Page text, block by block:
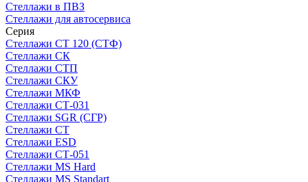
Стеллажи в ПВЗ
Стеллажи для автосервиса
Серия
Стеллажи СТ 120 (СТФ)
Стеллажи СК
Стеллажи СТП
Стеллажи СКУ
Стеллажи МКФ
Стеллажи СТ-031
Стеллажи SGR (СГР)
Стеллажи СТ
Стеллажи ESD
Стеллажи СТ-051
Стеллажи MS Hard
Стеллажи MS Standart